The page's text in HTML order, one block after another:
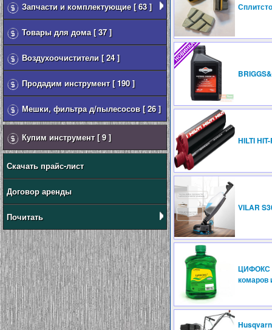
Запчасти и комплектующие [ 63 ]
Товары для дома [ 37 ]
Воздухоочистители [ 24 ]
Продадим инструмент [ 190 ]
Мешки, фильтра д/пылесосов [ 26 ]
Купим инструмент [ 9 ]
Скачать прайс-лист
Договор аренды
Почитать
HILTI
VILAR
ЦИФОКС
комаров